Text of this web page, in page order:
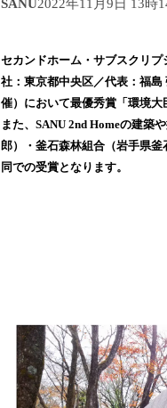
SANU2022年11月9日 13時
セカンドホーム・サブスクリプ
社：東京都中央区／代表：福
催）において最優秀賞「環境大
また、SANU 2nd Homeの建築
郎）・釜石森林組合（岩手県
同での受賞となります。